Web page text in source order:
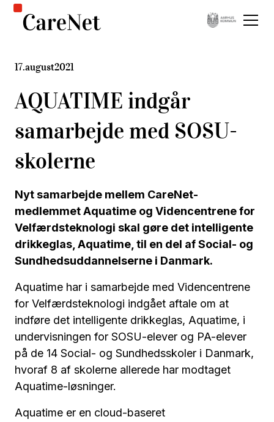
17.august2021
AQUATIME indgår
samarbejde med SOSU-
skolerne
Nyt samarbejde mellem CareNet-
medlemmet Aquatime og Videncentrene for
Velfærdsteknologi skal gøre det intelligente
drikkeglas, Aquatime, til en del af Social- og
Sundhedsuddannelserne i Danmark.
Aquatime har i samarbejde med Videncentrene
for Velfærdsteknologi indgået aftale om at
indføre det intelligente drikkeglas, Aquatime, i
undervisningen for SOSU-elever og PA-elever
på de 14 Social- og Sundhedsskoler i Danmark,
hvoraf 8 af skolerne allerede har modtaget
Aquatime-løsninger.
Aquatime er en cloud-baseret